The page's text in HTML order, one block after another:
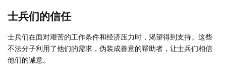
士兵们的信任
士兵们在面对艰苦的工作条件和经济压力时，渴望得到支持。这些
不法分子利用了他们的需求，伪装成善意的帮助者，让士兵们相信
他们的诚意。